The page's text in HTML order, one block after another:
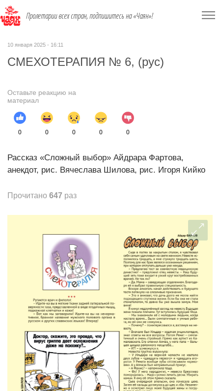
Пролетарии всех стран, подпишитесь на «Чаян»!
10 января 2025 - 16:11
СМЕХОТЕРАПИЯ № 6, (рус)
Оставьте реакцию на
материал
0 0 0 0 0
Рассказ «Сложный выбор» Айдрара Фартова,
анекдот, рис. Вячеслава Шилова, рис. Игоря Кийко
Прочитано 647 раз